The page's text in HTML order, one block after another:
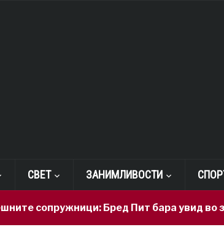
СВЕТ ЗАНИМЛИВОСТИ
Бред Пит бара увид во